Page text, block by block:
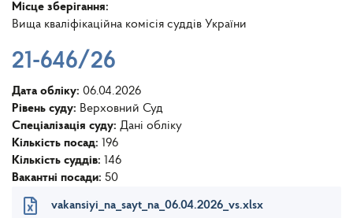
Місце зберігання:
Вища кваліфікаційна комісія суддів України
21-646/26
Дата обліку: 06.04.2026
Рівень суду: Верховний Суд
Спеціалізація суду: Дані обліку
Кількість посад: 196
Кількість суддів: 146
Вакантні посади: 50
vakansiyi_na_sayt_na_06.04.2026_vs.xlsx